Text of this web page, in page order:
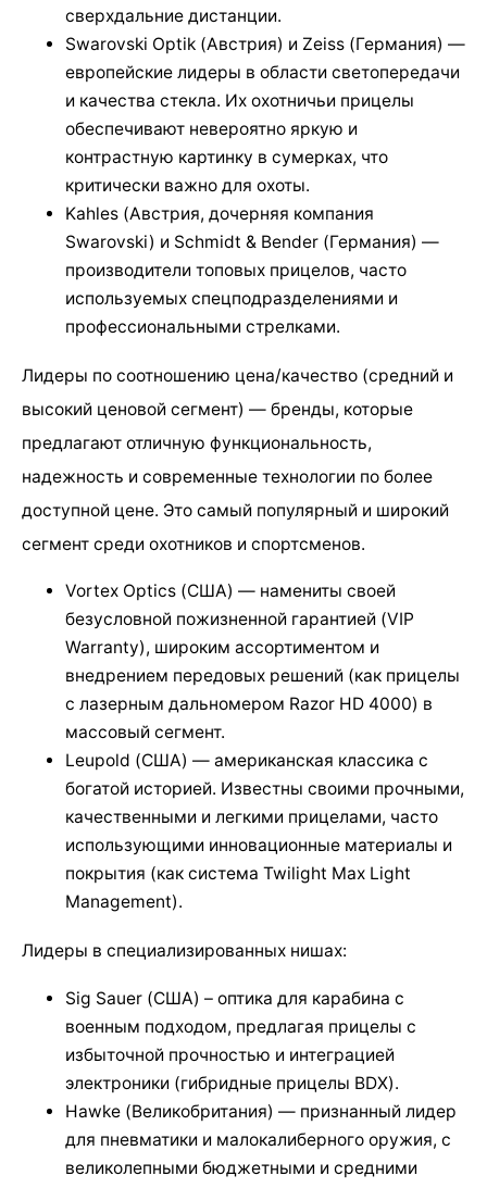
сверхдальние дистанции.
Swarovski Optik (Австрия) и Zeiss (Германия) —
европейские лидеры в области светопередачи
и качества стекла. Их охотничьи прицелы
обеспечивают невероятно яркую и
контрастную картинку в сумерках, что
критически важно для охоты.
Kahles (Австрия, дочерняя компания
Swarovski) и Schmidt & Bender (Германия) —
производители топовых прицелов, часто
используемых спецподразделениями и
профессиональными стрелками.
Лидеры по соотношению цена/качество (средний и
высокий ценовой сегмент) — бренды, которые
предлагают отличную функциональность,
надежность и современные технологии по более
доступной цене. Это самый популярный и широкий
сегмент среди охотников и спортсменов.
Vortex Optics (США) — намениты своей
безусловной пожизненной гарантией (VIP
Warranty), широким ассортиментом и
внедрением передовых решений (как прицелы
с лазерным дальномером Razor HD 4000) в
массовый сегмент.
Leupold (США) — американская классика с
богатой историей. Известны своими прочными,
качественными и легкими прицелами, часто
использующими инновационные материалы и
покрытия (как система Twilight Max Light
Management).
Лидеры в специализированных нишах:
Sig Sauer (США) – оптика для карабина с
военным подходом, предлагая прицелы с
избыточной прочностью и интеграцией
электроники (гибридные прицелы BDX).
Hawke (Великобритания) — признанный лидер
для пневматики и малокалиберного оружия, с
великолепными бюджетными и средними